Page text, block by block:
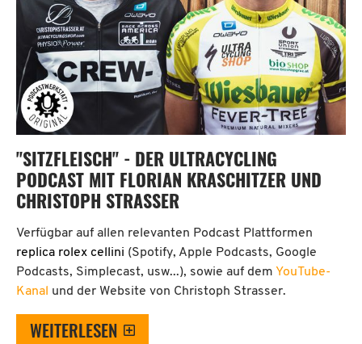
"SITZFLEISCH" - DER ULTRACYCLING
PODCAST MIT FLORIAN KRASCHITZER UND
CHRISTOPH STRASSER
Verfügbar auf allen relevanten Podcast Plattformen
replica rolex cellini (Spotify, Apple Podcasts, Google
Podcasts, Simplecast, usw...), sowie auf dem YouTube-
Kanal und der Website von Christoph Strasser.
WEITERLESEN